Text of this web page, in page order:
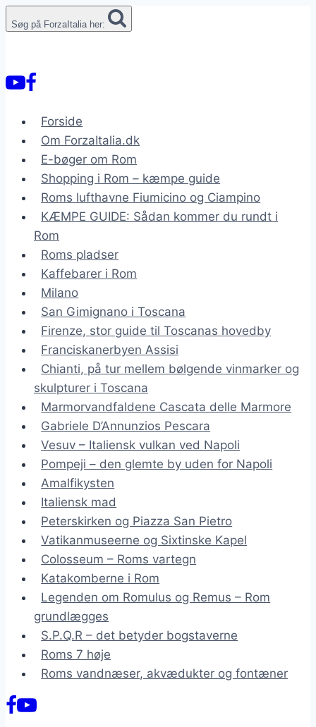
til
Søg på ForzaItalia her:
Forside
Om ForzaItalia.dk
E-bøger om Rom
Shopping i Rom – kæmpe guide
Roms lufthavne Fiumicino og Ciampino
KÆMPE GUIDE: Sådan kommer du rundt i
Rom
Roms pladser
Kaffebarer i Rom
Milano
San Gimignano i Toscana
Firenze, stor guide til Toscanas hovedby
Franciskanerbyen Assisi
Chianti, på tur mellem bølgende vinmarker og
skulpturer i Toscana
Marmorvandfaldene Cascata delle Marmore
Gabriele D’Annunzios Pescara
Vesuv – Italiensk vulkan ved Napoli
Pompeji – den glemte by uden for Napoli
Amalfikysten
Italiensk mad
Peterskirken og Piazza San Pietro
Vatikanmuseerne og Sixtinske Kapel
Colosseum – Roms vartegn
Katakomberne i Rom
Legenden om Romulus og Remus – Rom
grundlægges
S.P.Q.R – det betyder bogstaverne
Roms 7 høje
Roms vandnæser, akvædukter og fontæner